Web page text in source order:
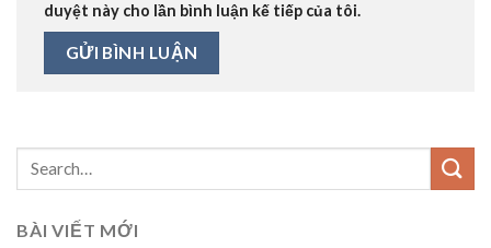
duyệt này cho lần bình luận kế tiếp của tôi.
BÀI VIẾT MỚI